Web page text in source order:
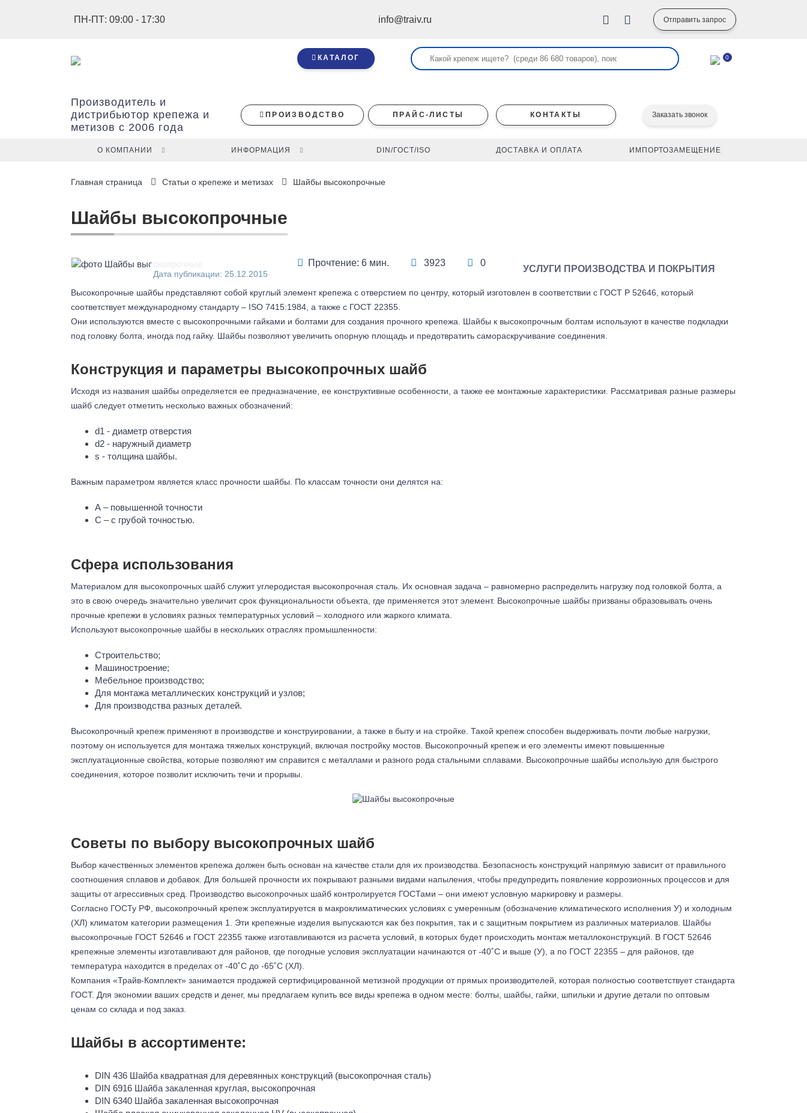
ПН-ПТ: 09:00 - 17:30 info@traiv.ru Отправить запрос
КАТАЛОГ 0
Производитель и
дистрибьютор крепежа и
метизов с 2006 года
ПРОИЗВОДСТВО ПРАЙС-ЛИСТЫ КОНТАКТЫ Заказать звонок
О КОМПАНИИ ИНФОРМАЦИЯ DIN/ГОСТ/ISO ДОСТАВКА И ОПЛАТА ИМПОРТОЗАМЕЩЕНИЕ
Наименование Артикул
(руб.)
(руб.)
Главная страница Статьи о крепеже и метизах Шайбы высокопрочные
Шайбы высокопрочные
Дата публикации: 25.12.2015
Прочтение: 6 мин. 3923 0
УСЛУГИ ПРОИЗВОДСТВА И ПОКРЫТИЯ
Высокопрочные шайбы представляют собой круглый элемент крепежа с отверстием по центру, который изготовлен в соответствии с ГОСТ Р 52646, который
соответствует международному стандарту – ISO 7415:1984, а также с ГОСТ 22355.
Они используются вместе с высокопрочными гайками и болтами для создания прочного крепежа. Шайбы к высокопрочным болтам используют в качестве подкладки
под головку болта, иногда под гайку. Шайбы позволяют увеличить опорную площадь и предотвратить самораскручивание соединения.
Конструкция и параметры высокопрочных шайб
Исходя из названия шайбы определяется ее предназначение, ее конструктивные особенности, а также ее монтажные характеристики. Рассматривая разные размеры
шайб следует отметить несколько важных обозначений:
d1 - диаметр отверстия
d2 - наружный диаметр
s - толщина шайбы.
Важным параметром является класс прочности шайбы. По классам точности они делятся на:
А – повышенной точности
С – с грубой точностью.
Сфера использования
Материалом для высокопрочных шайб служит углеродистая высокопрочная сталь. Их основная задача – равномерно распределить нагрузку под головкой болта, а
это в свою очередь значительно увеличит срок функциональности объекта, где применяется этот элемент. Высокопрочные шайбы призваны образовывать очень
прочные крепежи в условиях разных температурных условий – холодного или жаркого климата.
Используют высокопрочные шайбы в нескольких отраслях промышленности:
Строительство;
Машиностроение;
Мебельное производство;
Для монтажа металлических конструкций и узлов;
Для производства разных деталей.
Высокопрочный крепеж применяют в производстве и конструировании, а также в быту и на стройке. Такой крепеж способен выдерживать почти любые нагрузки,
поэтому он используется для монтажа тяжелых конструкций, включая постройку мостов. Высокопрочный крепеж и его элементы имеют повышенные
эксплуатационные свойства, которые позволяют им справится с металлами и разного рода стальными сплавами. Высокопрочные шайбы использую для быстрого
соединения, которое позволит исключить течи и прорывы.
Советы по выбору высокопрочных шайб
Выбор качественных элементов крепежа должен быть основан на качестве стали для их производства. Безопасность конструкций напрямую зависит от правильного
соотношения сплавов и добавок. Для большей прочности их покрывают разными видами напыления, чтобы предупредить появление коррозионных процессов и для
защиты от агрессивных сред. Производство высокопрочных шайб контролируется ГОСТами – они имеют условную маркировку и размеры.
Согласно ГОСТу РФ, высокопрочный крепеж эксплуатируется в макроклиматических условиях с умеренным (обозначение климатического исполнения У) и холодным
(ХЛ) климатом категории размещения 1. Эти крепежные изделия выпускаются как без покрытия, так и с защитным покрытием из различных материалов. Шайбы
высокопрочные ГОСТ 52646 и ГОСТ 22355 также изготавливаются из расчета условий, в которых будет происходить монтаж металлоконструкций. В ГОСТ 52646
крепежные элементы изготавливают для районов, где погодные условия эксплуатации начинаются от -40˚С и выше (У), а по ГОСТ 22355 – для районов, где
температура находится в пределах от -40˚С до -65˚С (ХЛ).
Компания «Трайв-Комплект» занимается продажей сертифицированной метизной продукции от прямых производителей, которая полностью соответствует стандарта
ГОСТ. Для экономии ваших средств и денег, мы предлагаем купить все виды крепежа в одном месте: болты, шайбы, гайки, шпильки и другие детали по оптовым
ценам со склада и под заказ.
Шайбы в ассортименте:
DIN 436 Шайба квадратная для деревянных конструкций (высокопрочная сталь)
DIN 6916 Шайба закаленная круглая, высокопрочная
DIN 6340 Шайба закаленная высокопрочная